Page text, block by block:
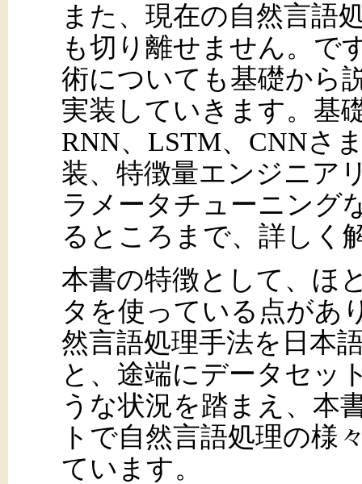
また、現在の自然言語
も切り離せません。で
術についても基礎から
実装していきます。基
RNN、LSTM、CNNさ
装、特徴量エンジニア
ラメータチューニング
るところまで、詳しく
本書の特徴として、ほ
タを使っている点があ
然言語処理手法を日本
と、途端にデータセッ
うな状況を踏まえ、本
トで自然言語処理の様
ています。